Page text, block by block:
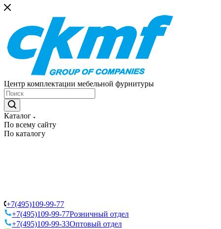
Центр комплектации мебельной фурнитуры
Каталог
По всему сайту
По каталогу
+7(495)109-99-77
+7(495)109-99-77Розничный отдел
+7(495)109-99-33Оптовый отдел